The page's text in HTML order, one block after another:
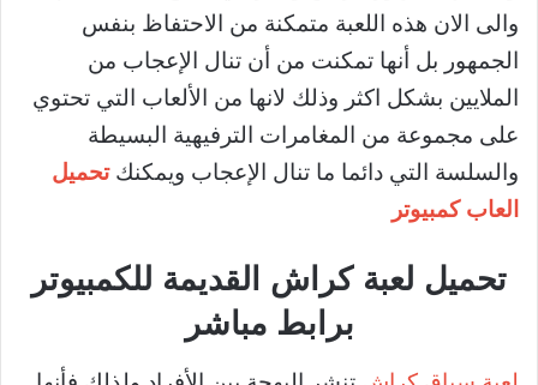
والى الان هذه اللعبة متمكنة من الاحتفاظ بنفس
الجمهور بل أنها تمكنت من أن تنال الإعجاب من
الملايين بشكل اكثر وذلك لانها من الألعاب التي تحتوي
على مجموعة من المغامرات الترفيهية البسيطة
والسلسة التي دائما ما تنال الإعجاب ويمكنكتحميل
العاب كمبيوتر
تحميل لعبة كراش القديمة للكمبيوتر
برابط مباشر